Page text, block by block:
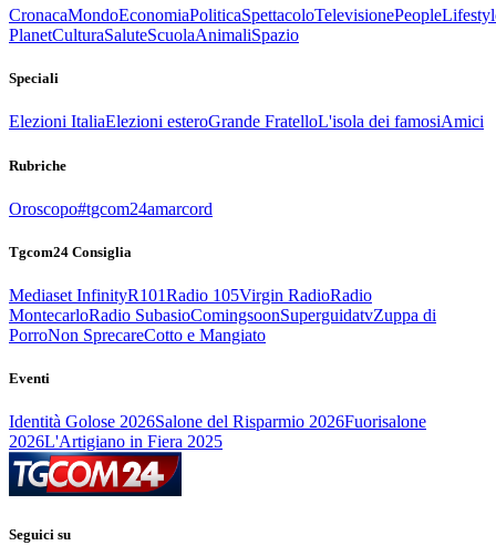
CronacaMondoEconomiaPoliticaSpettacoloTelevisionePeople
PlanetCulturaSaluteScuolaAnimaliSpazio
Speciali
Elezioni ItaliaElezioni esteroGrande FratelloL'isola dei famosiAmici
Rubriche
Oroscopo#tgcom24amarcord
Tgcom24 Consiglia
Mediaset InfinityR101Radio 105Virgin RadioRadio
MontecarloRadio SubasioComingsoonSuperguidatvZuppa di
PorroNon SprecareCotto e Mangiato
Eventi
Identità Golose 2026Salone del Risparmio 2026Fuorisalone
2026L'Artigiano in Fiera 2025
Seguici su